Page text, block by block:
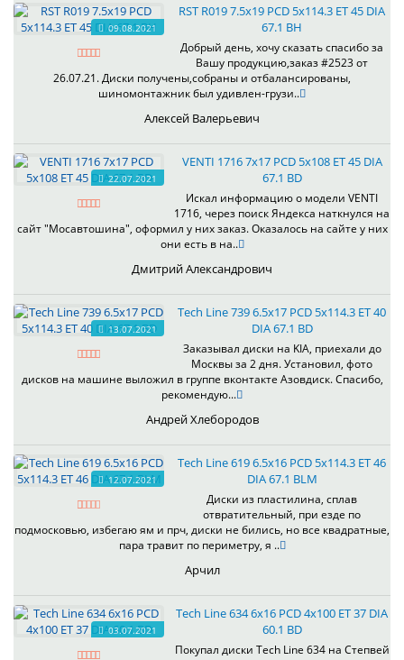
09.08.2021
RST R019 7.5x19 PCD 5x114.3 ET 45 DIA
67.1 BH
Добрый день, хочу сказать спасибо за
Вашу продукцию,заказ #2523 от
26.07.21. Диски получены,собраны и отбалансированы,
шиномонтажник был удивлен-грузи..
Алексей Валерьевич
22.07.2021
VENTI 1716 7x17 PCD 5x108 ET 45 DIA
67.1 BD
Искал информацию о модели VENTI
1716, через поиск Яндекса наткнулся на
сайт "Мосавтошина", оформил у них заказ. Оказалось на сайте у них
они есть в на..
Дмитрий Александрович
13.07.2021
Tech Line 739 6.5x17 PCD 5x114.3 ET 40
DIA 67.1 BD
Заказывал диски на KIA, приехали до
Москвы за 2 дня. Установил, фото
дисков на машине выложил в группе вконтакте Азовдиск. Спасибо,
рекомендую...
Андрей Хлебородов
12.07.2021
Tech Line 619 6.5x16 PCD 5x114.3 ET 46
DIA 67.1 BLM
Диски из пластилина, сплав
отвратительный, при езде по
подмосковью, избегаю ям и прч, диски не бились, но все квадратные,
пара травит по периметру, я ..
Арчил
03.07.2021
Tech Line 634 6x16 PCD 4x100 ET 37 DIA
60.1 BD
Покупал диски Tech Line 634 на Степвей